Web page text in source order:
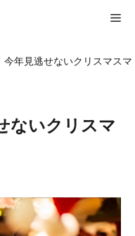
メ
年見逃せないクリスマスマ
ないクリスマ